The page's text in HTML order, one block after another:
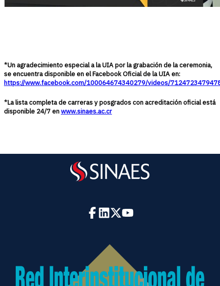
*Un agradecimiento especial a la UIA por la grabación de la ceremonia,
se encuentra disponible en el Facebook Oficial de la UIA en:
https://www.facebook.com/100064674340279/videos/
*La lista completa de carreras y posgrados con acreditación oficial está
disponible 24/7 enwww.sinaes.ac.cr